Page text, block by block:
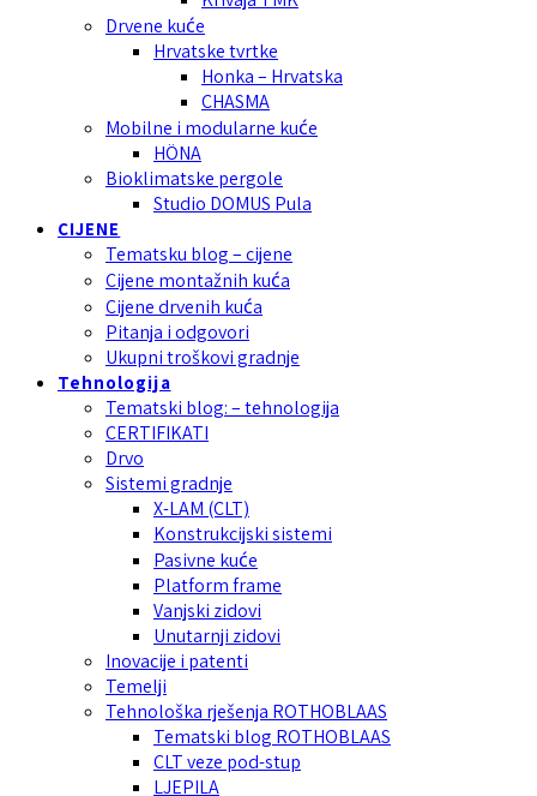
Drvene kuće
Hrvatske tvrtke
Honka – Hrvatska
CHASMA
Mobilne i modularne kuće
HÖNA
Bioklimatske pergole
Studio DOMUS Pula
CIJENE
Tematsku blog – cijene
Cijene montažnih kuća
Cijene drvenih kuća
Pitanja i odgovori
Ukupni troškovi gradnje
Tehnologija
Tematski blog: – tehnologija
CERTIFIKATI
Drvo
Sistemi gradnje
X-LAM (CLT)
Konstrukcijski sistemi
Pasivne kuće
Platform frame
Vanjski zidovi
Unutarnji zidovi
Inovacije i patenti
Temelji
Tehnološka rješenja ROTHOBLAAS
Tematski blog ROTHOBLAAS
CLT veze pod-stup
LJEPILA